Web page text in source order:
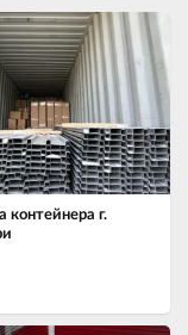
контейнера г.